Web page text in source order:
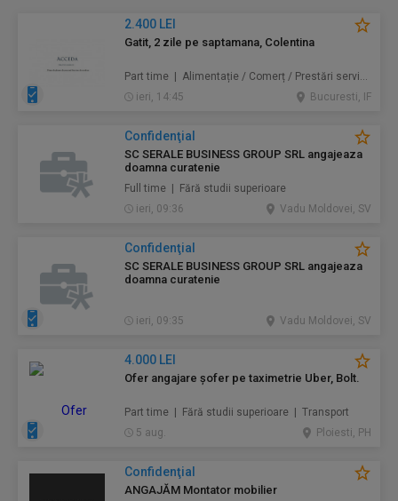
2.400 LEI
Gatit, 2 zile pe saptamana, Colentina
Part time | Alimentație / Comerț / Prestări servicii
ieri, 14:45
Bucuresti, IF
Confidenţial
SC SERALE BUSINESS GROUP SRL angajeaza
doamna curatenie
Full time | Fără studii superioare
ieri, 09:36
Vadu Moldovei, SV
Confidenţial
SC SERALE BUSINESS GROUP SRL angajeaza
doamna curatenie
ieri, 09:35 Vadu Moldovei, SV
4.000 LEI
Ofer angajare șofer pe taximetrie Uber, Bolt.
Part time | Fără studii superioare | Transport
5 aug.
Ploiesti, PH
Confidenţial
ANGAJĂM Montator mobilier